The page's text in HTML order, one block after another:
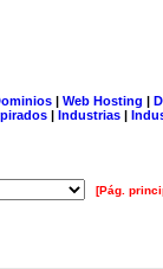
| Web Hosting |
| Industrias |
[Pág.